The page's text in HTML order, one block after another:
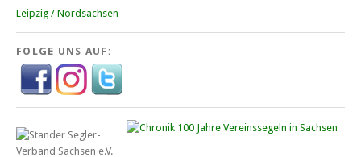
Leipzig / Nordsachsen
FOLGE UNS AUF: